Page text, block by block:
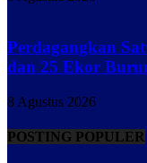
Perdagangkan
dan 25 Ekor
8 Agustus 2026
POSTING POPULER